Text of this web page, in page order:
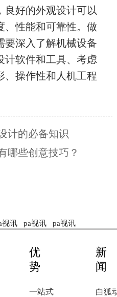
良好的外观设计可以
、性能和可靠性。做
要深入了解机械设备
计软件和工具、考虑
、操作性和人机工程
计的必备知识
哪些创意技巧？
视讯 pa视讯 pa视讯
优
势
一站式
新
闻
白狐